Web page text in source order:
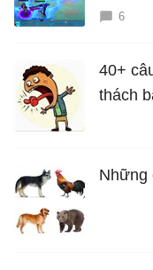
6
40+
thách
Những